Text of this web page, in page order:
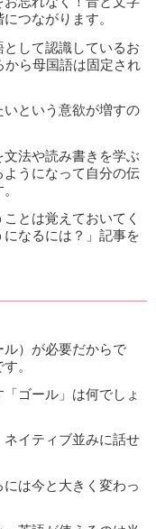
つながります。
して認識しているお
から母国語は固定され
という意欲が増すの
法や読み書きを学ぶ
うになって自分の伝
とは覚えておいてく
なるには？」記事を
）が必要だからで
。
ゴール」は何でしょ
イティブ並みに話せ
は今と大きく変わっ